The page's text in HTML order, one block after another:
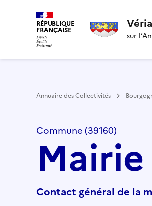
RÉPUBLIQUE
FRANÇAISE Véria
sur
Annuaire des Collectivités
Commune (39160)
Contact général de la